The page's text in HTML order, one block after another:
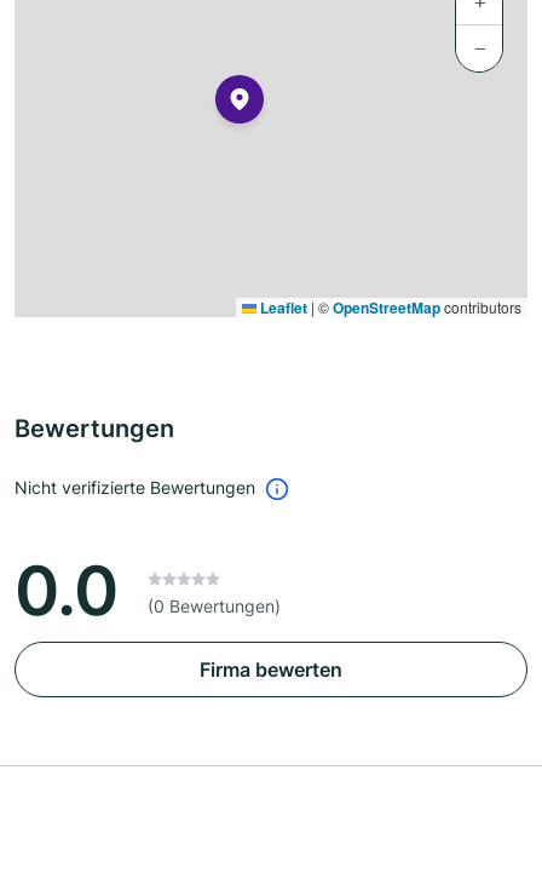
−
Leaflet | ©OpenStreetMapcontributors
Bewertungen
Nicht verifizierte Bewertungen
0.0 (0 Bewertungen)
Firma bewerten